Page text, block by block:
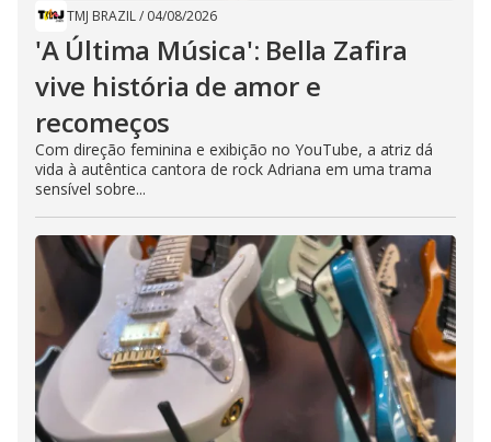
TMJ BRAZIL/ 04/08/2026
'A Última Música': Bella Zafira
vive história de amor e
recomeços
Com direção feminina e exibição no YouTube, a atriz dá
vida à autêntica cantora de rock Adriana em uma trama
sensível sobre...